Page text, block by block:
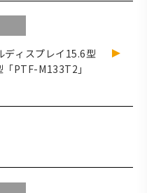
ディスプレイ15.6型
PTF-M133T2」